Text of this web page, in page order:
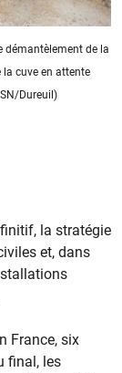
démantèlement de la
la cuve en attente
Dureuil)
la stratégie
et, dans
France, six
final, les